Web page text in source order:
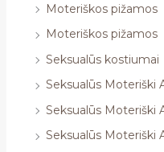
Moteriškos pižamos
Moteriškos pižamos
Seksualūs kostiumai
Seksualūs Moteriški
Seksualūs Moteriški
Seksualūs Moteriški